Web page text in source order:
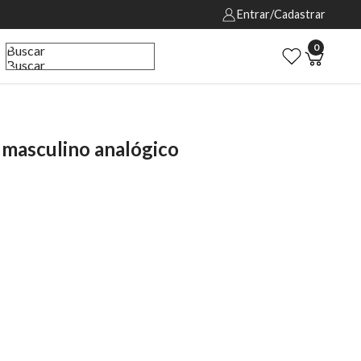
Entrar/Cadastrar
Buscar
Buscar
0
analógico